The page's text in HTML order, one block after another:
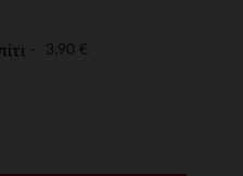
απορρήτου,
3,90 €